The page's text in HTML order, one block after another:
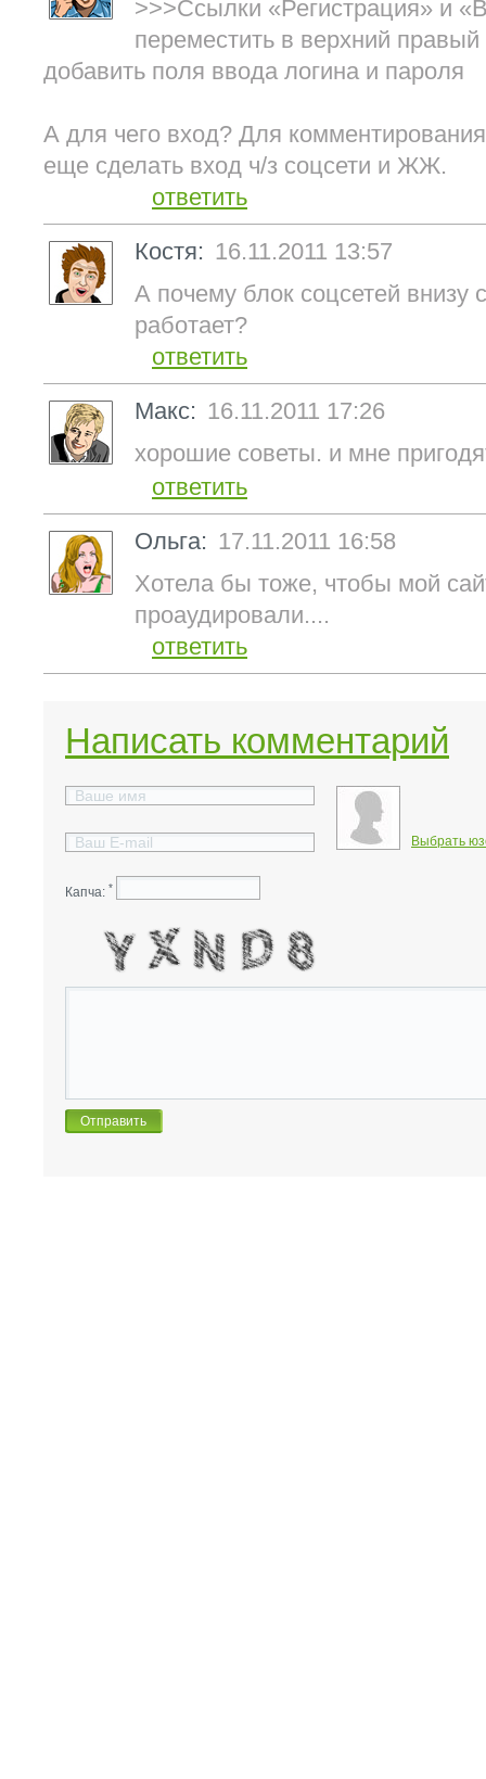
>>>Ссылки «Регистрация» и
переместить в верхний
добавить поля ввода логина и пароля
А для чего вход? Для
еще сделать вход ч/з соцсети и ЖЖ.
ответить
Костя: 16.11.2011 13:57
А почему блок соцсетей внизу
работает?
ответить
Макс: 16.11.2011 17:26
хорошие советы. и мне
ответить
Ольга: 17.11.2011 16:58
Хотела бы тоже, чтобы мой
проаудировали....
ответить
Написать комментарий
Выбрать
Капча: *